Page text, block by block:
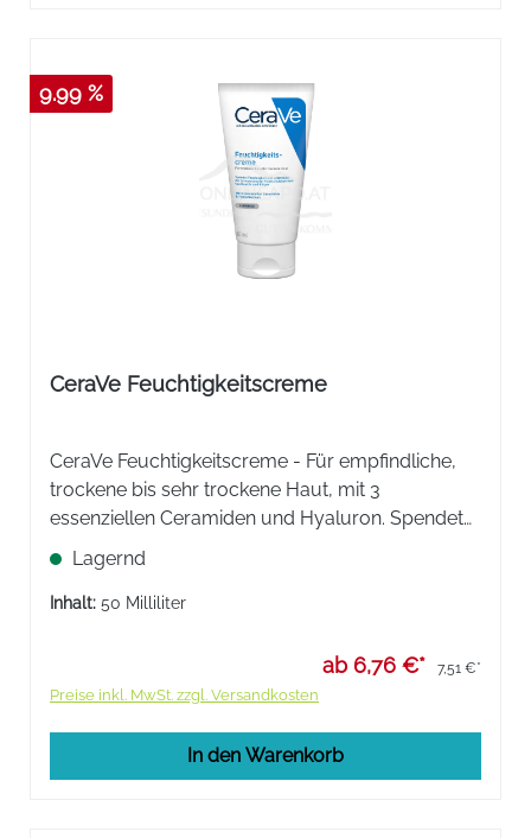
9.99 %
CeraVe Feuchtigkeitscreme
CeraVe Feuchtigkeitscreme - Für empfindliche,
trockene bis sehr trockene Haut, mit 3
essenziellen Ceramiden und Hyaluron. Spendet
Feuchtigkeit und unterstützt die Erneuerung der
Hautschutzbarriere von Gesicht und Körper.
Lagernd
Inhalt: 50 Milliliter
ab 6,76 €* 7,51 €*
Preise inkl. MwSt. zzgl. Versandkosten
In den Warenkorb